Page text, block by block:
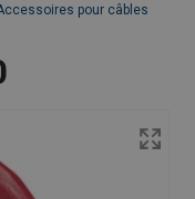
pour câbles